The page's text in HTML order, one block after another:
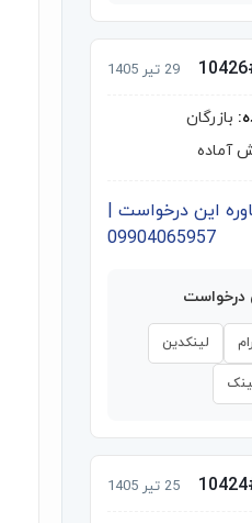
29 تیر 1405
بازرگان
آماده
این درخواست |
09904065957
درخواست
لینکدین
25 تیر 1405